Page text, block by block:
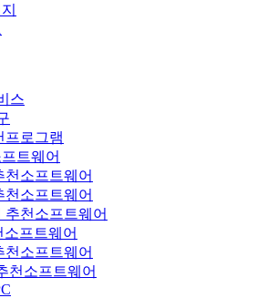
스
프로그램
트웨어
천소프트웨어
천소프트웨어
추천소프트웨어
소프트웨어
천소프트웨어
천소프트웨어